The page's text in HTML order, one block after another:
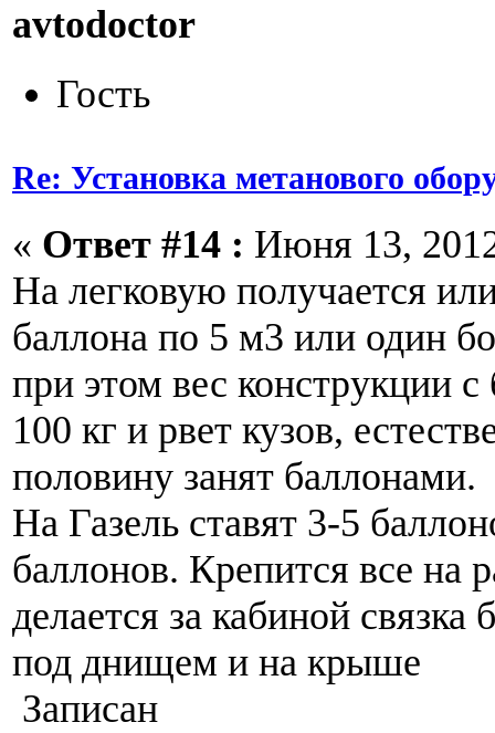
avtodoctor
Гость
Re: Установка метанового
« Ответ #14 : Июня 13,
На легковую получается
баллона по 5 м3 или один
при этом вес конструкции
100 кг и рвет кузов,
половину занят баллонами.
На Газель ставят 3-5
баллонов. Крепится все на
делается за кабиной связка
под днищем и на крыше
Записан